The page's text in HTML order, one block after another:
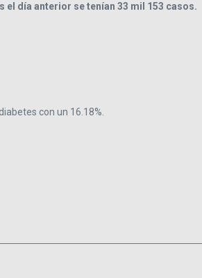
día anterior se tenían 33 mil 153 casos.
con un 16.18%.